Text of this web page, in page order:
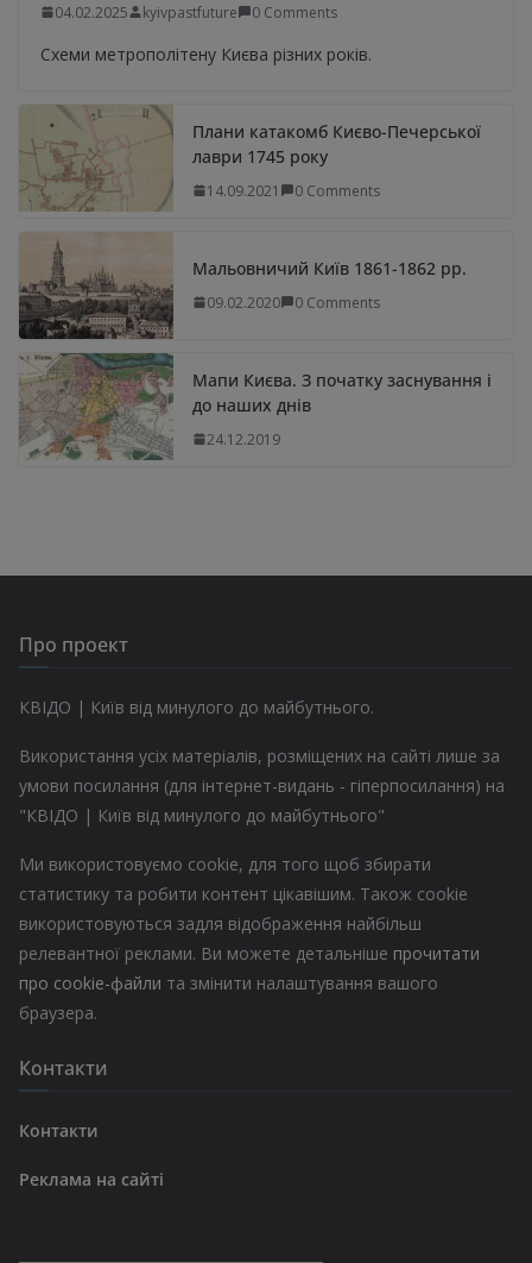
04.02.2025 kyivpastfuture 0 Comments
Схеми метрополітену Києва різних років.
Плани катакомб Києво-Печерської
лаври 1745 року
14.09.2021 0 Comments
Мальовничий Київ 1861-1862 рр.
09.02.2020 0 Comments
Мапи Києва. З початку заснування і
до наших днів
24.12.2019
Про проект
КВІДО | Київ від минулого до майбутнього.
Використання усіх матеріалів, розміщених на сайті лише за
умови посилання (для інтернет-видань - гіперпосилання) на
"КВІДО | Київ від минулого до майбутнього"
Ми використовуємо cookie, для того щоб збирати
статистику та робити контент цікавішим. Також cookie
використовуються задля відображення найбільш
релевантної реклами. Ви можете детальніше прочитати
про cookie-файли та змінити налаштування вашого
браузера.
Контакти
Контакти
Реклама на сайті